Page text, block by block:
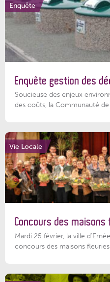
Enquête
Enquête gestion des
Soucieuse des enjeux
des coûts, la Communauté
Vie Locale
Concours des maisons
Mardi 25 février, la ville
concours des maisons